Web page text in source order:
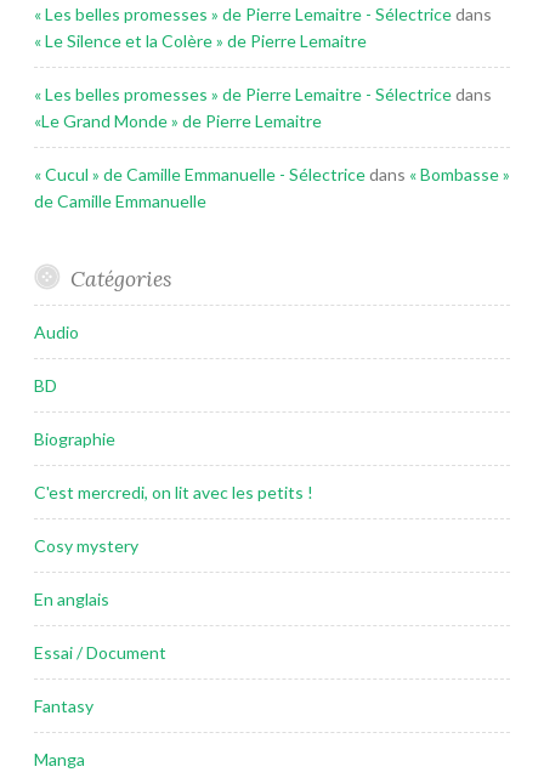
« Les belles promesses » de Pierre Lemaitre - Sélectricedans
« Le Silence et la Colère » de Pierre Lemaitre
« Les belles promesses » de Pierre Lemaitre - Sélectricedans
«Le Grand Monde » de Pierre Lemaitre
« Cucul » de Camille Emmanuelle - Sélectricedans « Bombasse »
de Camille Emmanuelle
Catégories
Audio
BD
Biographie
C'est mercredi, on lit avec les petits !
Cosy mystery
En anglais
Essai / Document
Fantasy
Manga